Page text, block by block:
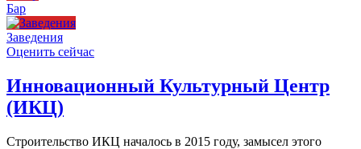
Бар
Заведения
Оценить сейчас
Инновационный Культурный Центр
(ИКЦ)
Строительство ИКЦ началось в 2015 году, замысел этого